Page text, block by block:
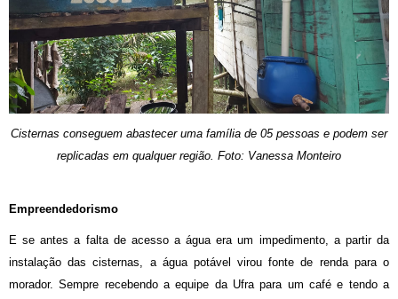
Cisternas conseguem abastecer uma família de 05 pessoas e podem ser
replicadas em qualquer região. Foto: Vanessa Monteiro
Empreendedorismo
E se antes a falta de acesso a água era um impedimento, a partir da
instalação das cisternas, a água potável virou fonte de renda para o
morador. Sempre recebendo a equipe da Ufra para um café e tendo a